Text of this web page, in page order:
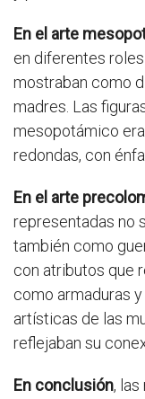
En el arte
en diferentes
mostraban como
madres. Las
mesopotámico
redondas, con
En el arte
representadas no
también como
con atributos que
como armaduras
artísticas de las
reflejaban su
En conclusión,